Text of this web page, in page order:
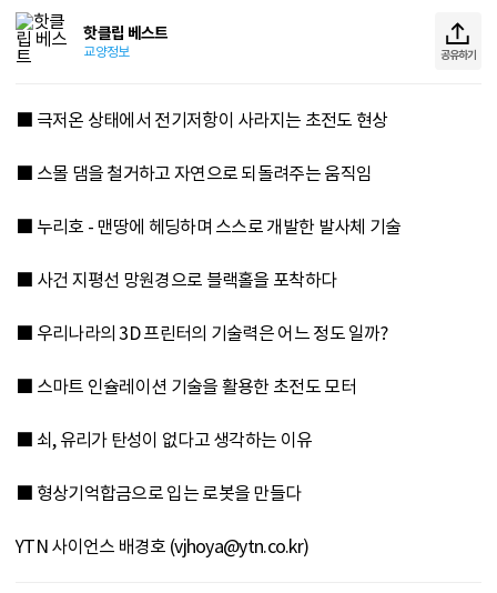
핫클립 베스트
교양정보 공유하기
■ 극저온 상태에서 전기저항이 사라지는 초전도 현상
■ 스몰 댐을 철거하고 자연으로 되돌려주는 움직임
■ 누리호 - 맨땅에 헤딩하며 스스로 개발한 발사체 기술
■ 사건 지평선 망원경으로 블랙홀을 포착하다
■ 우리나라의 3D 프린터의 기술력은 어느 정도 일까?
■ 스마트 인슐레이션 기술을 활용한 초전도 모터
■ 쇠, 유리가 탄성이 없다고 생각하는 이유
■ 형상기억합금으로 입는 로봇을 만들다
YTN 사이언스 배경호 (vjhoya@ytn.co.kr)